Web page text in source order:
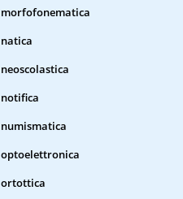
morfofonematica
natica
neoscolastica
notifica
numismatica
optoelettronica
ortottica